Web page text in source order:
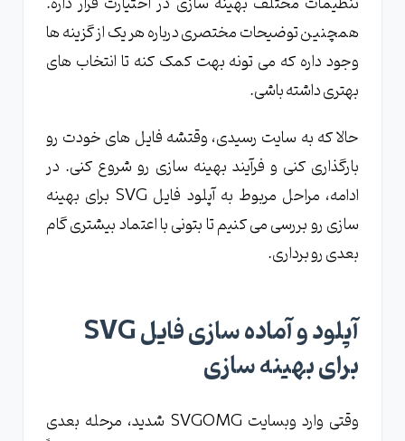
همچنین توضیحات مختصری درباره هر یک از گزینه ها
وجود داره که می تونه بهت کمک کنه تا انتخاب های
بهتری داشته باشی.
حالا که به سایت رسیدی، وقتشه فایل های خودت رو
بارگذاری کنی و فرآیند بهینه سازی رو شروع کنی. در
ادامه، مراحل مربوط به آپلود فایل SVG برای بهینه
سازی رو بررسی می کنیم تا بتونی با اعتماد بیشتری گام
بعدی رو برداری.
آپلود و آماده سازی فایل SVG
برای بهینه سازی
وقتی وارد وبسایت SVGOMG شدید، مرحله بعدی